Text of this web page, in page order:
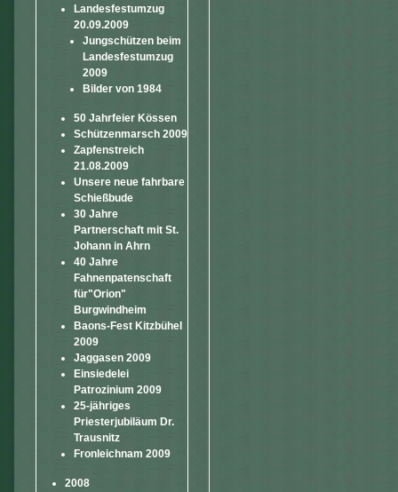
Landesfestumzug
20.09.2009
Jungschützen beim
Landesfestumzug
2009
Bilder von 1984
50 Jahrfeier Kössen
Schützenmarsch 2009
Zapfenstreich
21.08.2009
Unsere neue fahrbare
Schießbude
30 Jahre
Partnerschaft mit St.
Johann in Ahrn
40 Jahre
Fahnenpatenschaft
für"Orion"
Burgwindheim
Baons-Fest Kitzbühel
2009
Jaggasen 2009
Einsiedelei
Patrozinium 2009
25-jähriges
Priesterjubiläum Dr.
Trausnitz
Fronleichnam 2009
2008